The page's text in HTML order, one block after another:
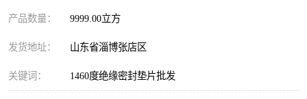
产品数量： 9999.00立方
发货地址： 山东省淄博张店区
关键词： 1460度绝缘密封垫片批发